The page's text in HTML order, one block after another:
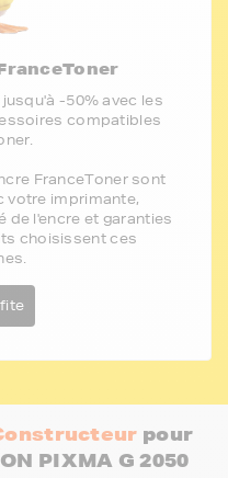
-50% avec les
compatibles
FranceToner sont
votre imprimante,
de l'encre et garanties
choisissent ces
pour
PIXMA G 2050